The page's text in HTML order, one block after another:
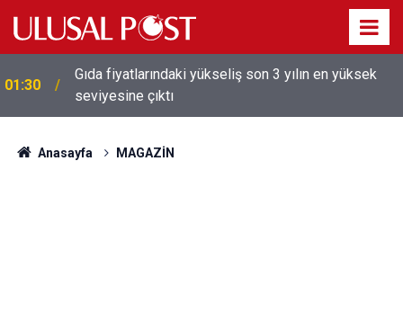
01:26
Galatasaray'dan sekiz kişi hakkında savcılığa suç
duyurusu
Anasayfa MAGAZİN